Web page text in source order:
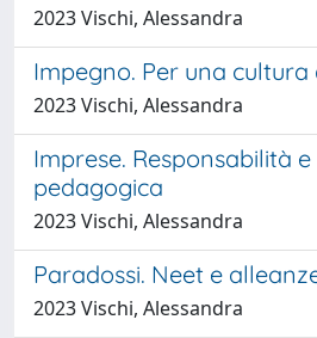
2023 Vischi, Alessandra
Impegno. Per una cultura
2023 Vischi, Alessandra
Imprese. Responsabilità
pedagogica
2023 Vischi, Alessandra
Paradossi. Neet e
2023 Vischi, Alessandra